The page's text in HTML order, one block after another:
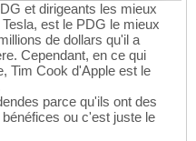
et dirigeants les mieux
est le PDG le mieux
de dollars qu'il a
Cependant, en ce qui
Tim Cook d'Apple est le
parce qu'ils ont des
ou c'est juste le